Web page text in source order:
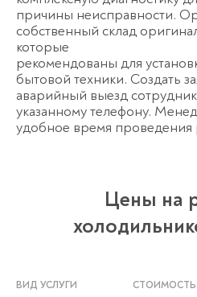
причины неисправности.
собственный склад
которые
рекомендованы для
бытовой техники. Создать
аварийный выезд
указанному телефону.
удобное время проведения
Цены на
ВИД УСЛУГИ СТОИМОСТЬ